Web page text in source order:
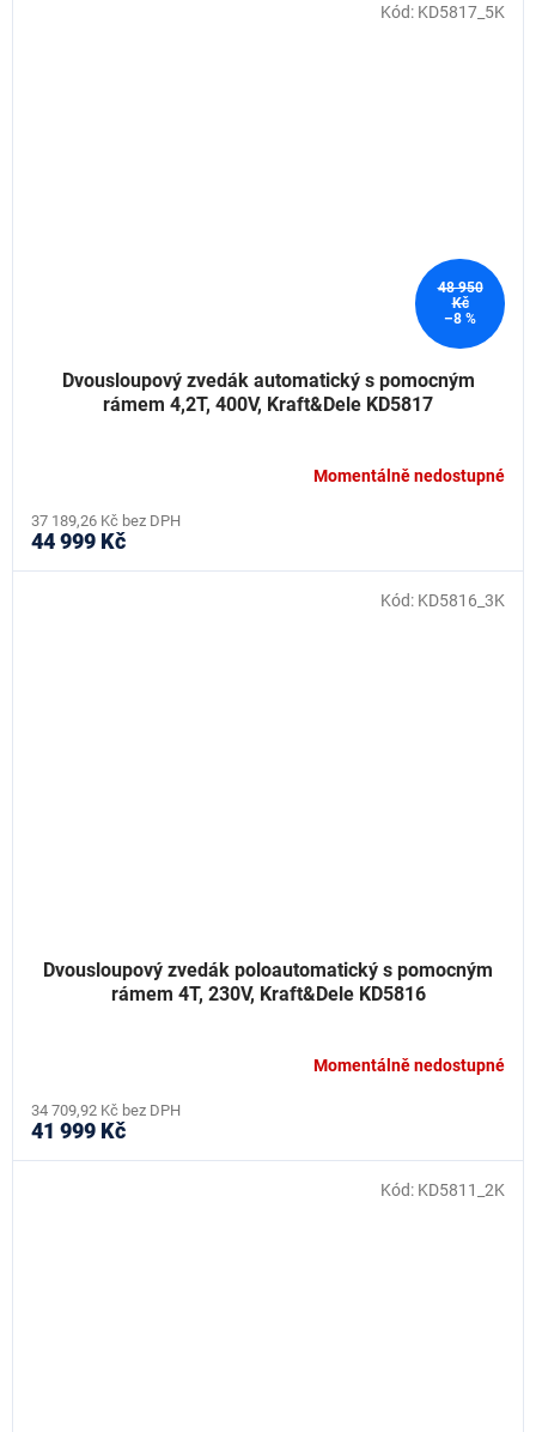
48 950
Kč
–8 %
Dvousloupový zvedák automatický s pomocným
rámem 4,2T, 400V, Kraft&Dele KD5817
Momentálně nedostupné
37 189,26 Kč bez DPH
44 999 Kč
Kód: KD5817_5K
Dvousloupový zvedák poloautomatický s pomocným
rámem 4T, 230V, Kraft&Dele KD5816
Momentálně nedostupné
34 709,92 Kč bez DPH
41 999 Kč
Kód: KD5816_3K
Kód: KD5811_2K